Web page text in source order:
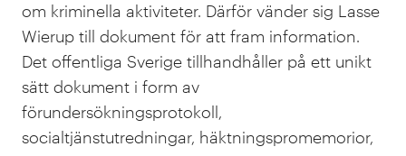
om kriminella aktiviteter. Därför vänder sig Lasse
Wierup till dokument för att fram information.
Det offentliga Sverige tillhandhåller på ett unikt
sätt dokument i form av
förundersökningsprotokoll,
socialtjänstutredningar, häktningspromemorior,